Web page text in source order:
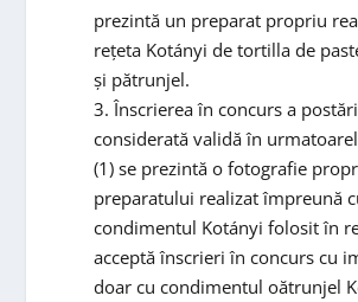
prezintă un preparat propriu
rețeta Kotányi de tortilla de
și pătrunjel.
3. Înscrierea în concurs a
considerată validă în
(1) se prezintă o fotografie
preparatului realizat împreună
condimentul Kotányi folosit în
acceptă înscrieri în concurs cu
doar cu condimentul oătrunjel